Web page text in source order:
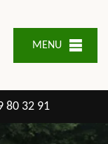
MENU
80 32 91